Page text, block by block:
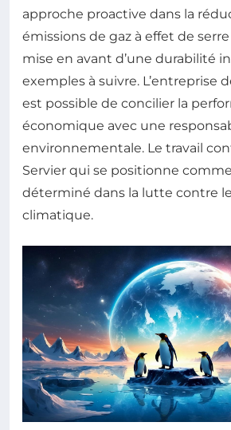
approche proactive dans la
émissions de gaz à effet de
mise en avant d’une durabilité
exemples à suivre. L’entreprise
est possible de concilier la
économique avec une
environnementale. Le travail
Servier qui se positionne
déterminé dans la lutte contre
climatique.